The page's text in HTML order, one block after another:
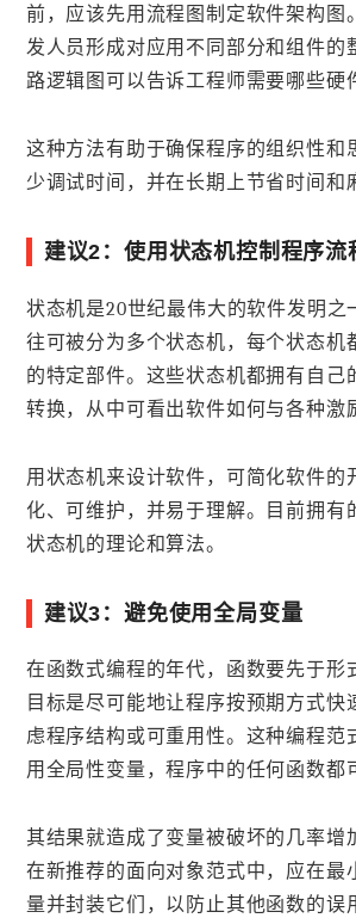
前，应该先用流程图制定软件架构图
发人员形成对应用不同部分和组件的
路逻辑图可以告诉工程师需要哪些硬
这种方法有助于确保程序的组织性和
少调试时间，并在长期上节省时间和
建议2：使用状态机控制程序流
状态机是20世纪最伟大的软件发明之
往可被分为多个状态机，每个状态机
的特定部件。这些状态机都拥有自己
转换，从中可看出软件如何与各种激
用状态机来设计软件，可简化软件的
化、可维护，并易于理解。目前拥有
状态机的理论和算法。
建议3：避免使用全局变量
在函数式编程的年代，函数要先于形
目标是尽可能地让程序按预期方式快
虑程序结构或可重用性。这种编程范
用全局性变量，程序中的任何函数都
其结果就造成了变量被破坏的几率增
在新推荐的面向对象范式中，应在最
量并封装它们，以防止其他函数的误